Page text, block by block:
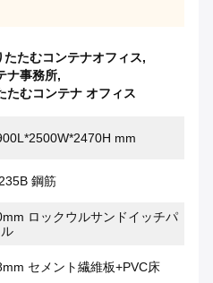
たむコンテナオフィス,
ナ事務所,
たむコンテナ オフィス
mm
鋼筋
ロックウルサンドイッチパ
セメント繊維板+PVC床